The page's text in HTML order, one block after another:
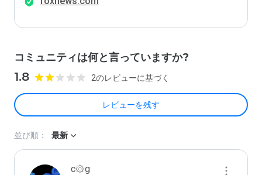
コミュニティは何と言っていますか?
1.8 2のレビューに基づく
レビューを残す
並び順： 最新
c۞g